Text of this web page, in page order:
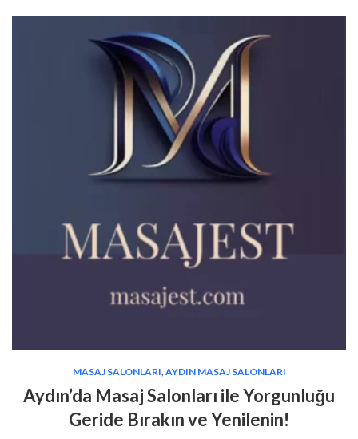
MASAJ SALONLARI,AYDIN MASAJ SALONLARI
Aydın’da Masaj Salonları ile Yorgunluğu
Geride Bırakın ve Yenilenin!